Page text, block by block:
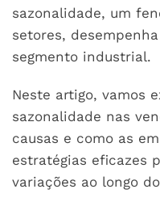
sazonalidade, um
setores,
segmento industrial.
Neste artigo, vamos
sazonalidade nas
causas e como as
estratégias eficazes
variações ao longo